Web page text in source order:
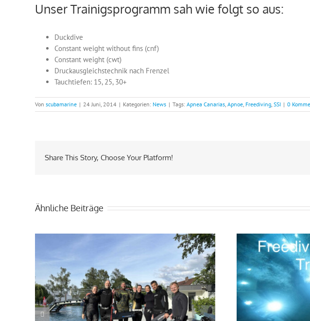
Unser Trainigsprogramm sah wie folgt so aus:
Duckdive
Constant weight without fins (cnf)
Constant weight (cwt)
Druckausgleichstechnik nach Frenzel
Tauchtiefen: 15, 25, 30+
Von scubamarine | 24 Juni, 2014 | Kategorien: News | Tags: Apnea Canarias Apnoe Freediving SSI | 0
Share This Story, Choose Your Platform!
Ähnliche Beiträge